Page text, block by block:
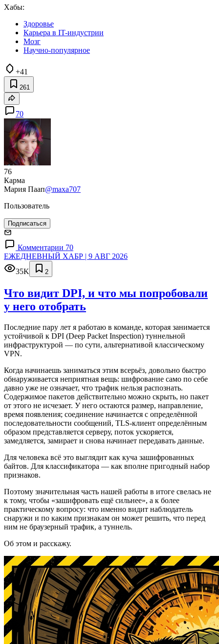
Хабы:
Здоровье
Карьера в IT-индустрии
Мозг
Научно-популярное
+41
261
70
76
Карма
Мария Паап@maxa707
Пользователь
Подписаться
Комментарии 70
ЕЖЕДНЕВНЫЙ ХАБР | 9 АВГ 2026
35K
2
Что видит DPI, и что мы попробовали
у него отобрать
Последние пару лет я работаю в команде, которая занимается
устойчивой к DPI (Deep Packet Inspection) туннельной
инфраструктурой — по сути, альтернативой классическому
VPN.
Когда начинаешь заниматься этим всерьёз, довольно быстро
обнаруживается неприятная вещь: шифрование само по себе
давно уже не означает, что трафик нельзя распознать.
Содержимое пакетов действительно можно скрыть, но пакет
от этого не исчезает. У него остаются размер, направление,
время появления; соединение начинается с определённой
последовательности сообщений, TLS-клиент определённым
образом представляется серверу, поток ускоряется,
замедляется, замирает и снова начинает передавать данные.
Для человека всё это выглядит как куча зашифрованных
байтов. Для классификатора — как вполне пригодный набор
признаков.
Поэтому значительная часть нашей работы в итоге свелась не
к тому, чтобы «зашифровать ещё сильнее», а к более
практическому вопросу: что именно видит наблюдатель
снаружи и по каким признакам он может решить, что перед
ним не браузерный трафик, а туннель.
Об этом и расскажу.